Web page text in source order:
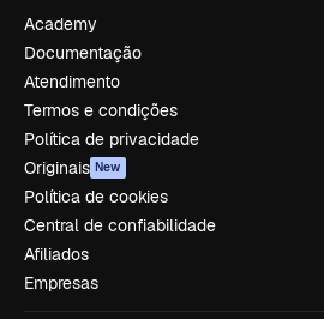
Academy
Documentação
Atendimento
Termos e condições
Política de privacidade
Originais New
Política de cookies
Central de confiabilidade
Afiliados
Empresas